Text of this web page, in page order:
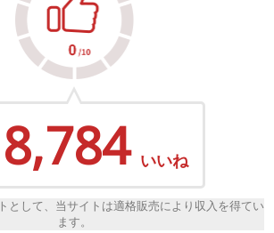
8,784 いいね
として、当サイトは適格販売により収入を得てい
ます。